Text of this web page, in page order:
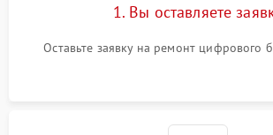
1. Вы оставляете
Оставьте заявку на ремонт цифрового